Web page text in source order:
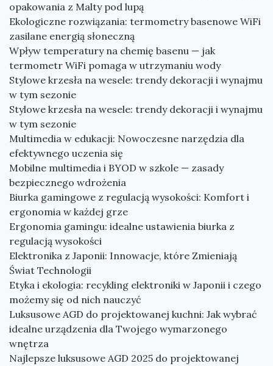
opakowania z Malty pod lupą
Ekologiczne rozwiązania: termometry basenowe WiFi
zasilane energią słoneczną
Wpływ temperatury na chemię basenu — jak
termometr WiFi pomaga w utrzymaniu wody
Stylowe krzesła na wesele: trendy dekoracji i wynajmu
w tym sezonie
Stylowe krzesła na wesele: trendy dekoracji i wynajmu
w tym sezonie
Multimedia w edukacji: Nowoczesne narzędzia dla
efektywnego uczenia się
Mobilne multimedia i BYOD w szkole — zasady
bezpiecznego wdrożenia
Biurka gamingowe z regulacją wysokości: Komfort i
ergonomia w każdej grze
Ergonomia gamingu: idealne ustawienia biurka z
regulacją wysokości
Elektronika z Japonii: Innowacje, które Zmieniają
Świat Technologii
Etyka i ekologia: recykling elektroniki w Japonii i czego
możemy się od nich nauczyć
Luksusowe AGD do projektowanej kuchni: Jak wybrać
idealne urządzenia dla Twojego wymarzonego
wnętrza
Najlepsze luksusowe AGD 2025 do projektowanej